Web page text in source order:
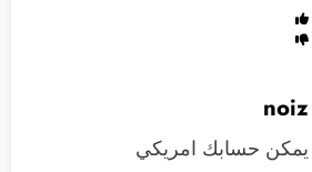
noiz
يمكن حسابك امريكي